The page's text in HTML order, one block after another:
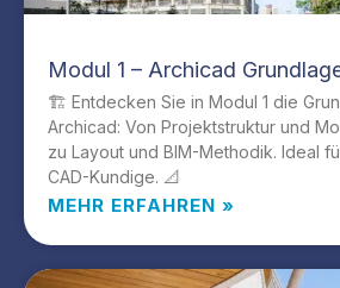
Modul 1 – Archicad
🏗️ Entdecken Sie in Modul 1 die
Archicad: Von Projektstruktur und
zu Layout und BIM-Methodik. Ideal
CAD-Kundige. 📐
MEHR ERFAHREN »